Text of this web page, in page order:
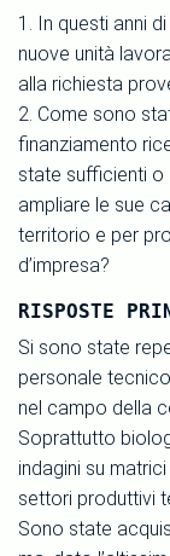
1. In questi anni
nuove unità
alla richiesta
2. Come sono
finanziamento
state sufficienti o
ampliare le sue
territorio e per
d’impresa?
RISPOSTE
Si sono state
personale
nel campo della
Soprattutto
indagini su
settori produttivi
Sono state